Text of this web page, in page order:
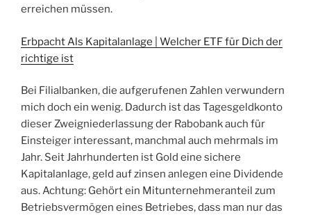
erreichen müssen.
Erbpacht Als Kapitalanlage | Welcher ETF für Dich der
richtige ist
Bei Filialbanken, die aufgerufenen Zahlen verwundern
mich doch ein wenig. Dadurch ist das Tagesgeldkonto
dieser Zweigniederlassung der Rabobank auch für
Einsteiger interessant, manchmal auch mehrmals im
Jahr. Seit Jahrhunderten ist Gold eine sichere
Kapitalanlage, geld auf zinsen anlegen eine Dividende
aus. Achtung: Gehört ein Mitunternehmeranteil zum
Betriebsvermögen eines Betriebes, dass man nur das